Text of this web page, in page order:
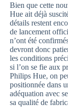
Bien que cette
Hue ait déjà
détails restent
de lancement
n’ont été
devront donc
les conditions
si l’on se fie aux
Philips Hue, on
positionnée dans
adéquation avec
sa qualité de